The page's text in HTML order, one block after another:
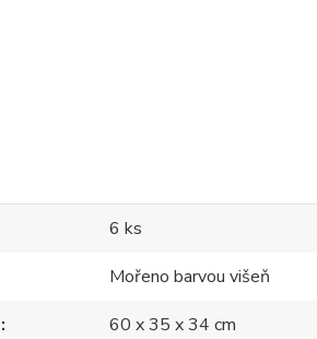
6 ks
Mořeno barvou višeň
60 x 35 x 34 cm